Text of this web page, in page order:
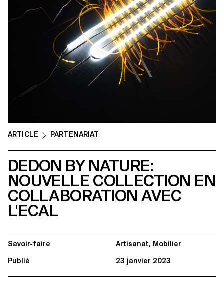
ARTICLE PARTENARIAT
DEDON BY NATURE:
NOUVELLE COLLECTION EN
COLLABORATION AVEC
L'ECAL
Savoir-faire Artisanat, Mobilier
Publié 23 janvier 2023